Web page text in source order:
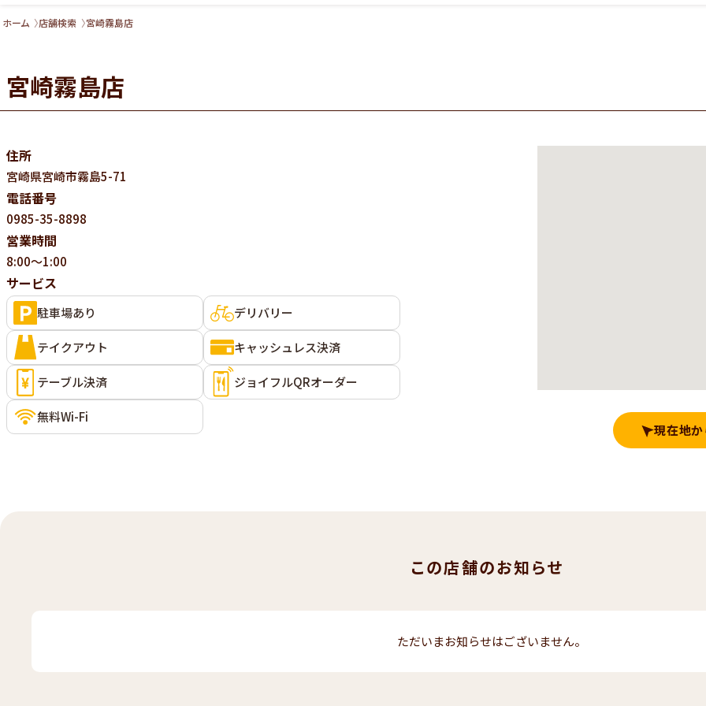
ホーム 店舗検索 宮崎霧島店
宮崎霧島店
住所
宮崎県宮崎市霧島5-71
電話番号
0985-35-8898
営業時間
8:00～1:00
サービス
駐車場あり デリバリー
テイクアウト キャッシュレス決済
テーブル決済 ジョイフルQRオーダー
無料Wi-Fi
現在地
この店舗のお知らせ
ただいまお知らせはございません。